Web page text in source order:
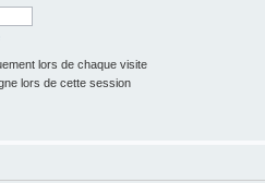
lors de chaque visite
lors de cette session